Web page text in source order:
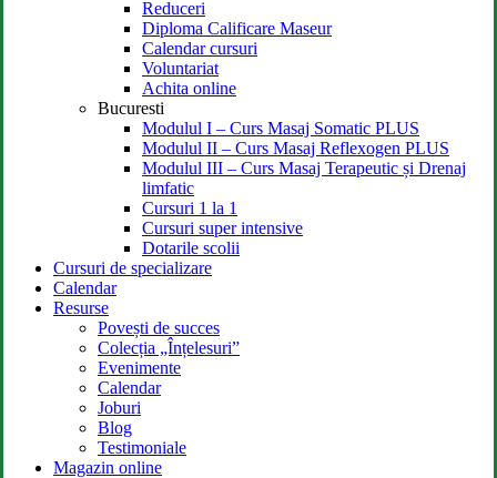
Reduceri
Diploma Calificare Maseur
Calendar cursuri
Voluntariat
Achita online
Bucuresti
Modulul I – Curs Masaj Somatic PLUS
Modulul II – Curs Masaj Reflexogen PLUS
Modulul III – Curs Masaj Terapeutic și Drenaj
limfatic
Cursuri 1 la 1
Cursuri super intensive
Dotarile scolii
Cursuri de specializare
Calendar
Resurse
Povești de succes
Colecția „Înțelesuri”
Evenimente
Calendar
Joburi
Blog
Testimoniale
Magazin online